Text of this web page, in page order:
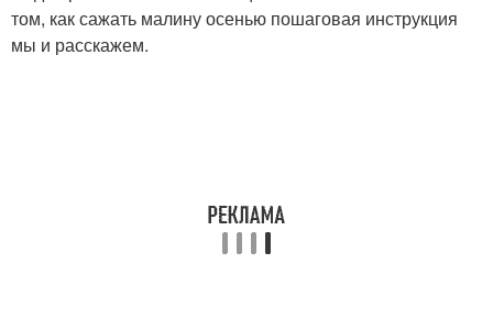
том, как сажать малину осенью пошаговая инструкция
мы и расскажем.